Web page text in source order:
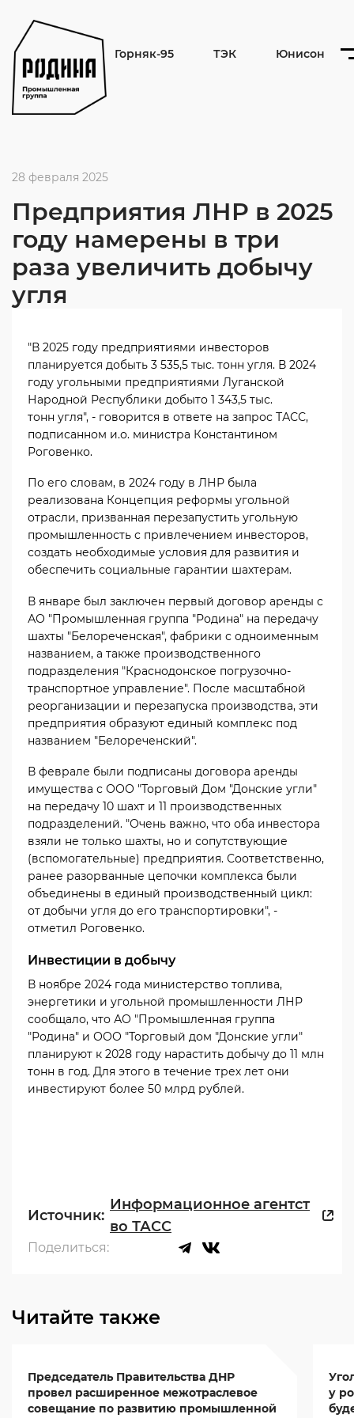
Горняк-95 ТЭК Юнисон
28 февраля 2025
Предприятия ЛНР в 2025
году намерены в три
раза увеличить добычу
угля
"В 2025 году предприятиями инвесторов
планируется добыть 3 535,5 тыс. тонн угля. В 2024
году угольными предприятиями Луганской
Народной Республики добыто 1 343,5 тыс.
тонн угля", - говорится в ответе на запрос ТАСС,
подписанном и.о. министра Константином
Роговенко.
По его словам, в 2024 году в ЛНР была
реализована Концепция реформы угольной
отрасли, призванная перезапустить угольную
промышленность с привлечением инвесторов,
создать необходимые условия для развития и
обеспечить социальные гарантии шахтерам.
В январе был заключен первый договор аренды с
АО "Промышленная группа "Родина" на передачу
шахты "Белореченская", фабрики с одноименным
названием, а также производственного
подразделения "Краснодонское погрузочно-
транспортное управление". После масштабной
реорганизации и перезапуска производства, эти
предприятия образуют единый комплекс под
названием "Белореченский".
В феврале были подписаны договора аренды
имущества с ООО "Торговый Дом "Донские угли"
на передачу 10 шахт и 11 производственных
подразделений. "Очень важно, что оба инвестора
взяли не только шахты, но и сопутствующие
(вспомогательные) предприятия. Соответственно,
ранее разорванные цепочки комплекса были
объединены в единый производственный цикл:
от добычи угля до его транспортировки", -
отметил Роговенко.
Инвестиции в добычу
В ноябре 2024 года министерство топлива,
энергетики и угольной промышленности ЛНР
сообщало, что АО "Промышленная группа
"Родина" и ООО "Торговый дом "Донские угли"
планируют к 2028 году нарастить добычу до 11 млн
тонн в год. Для этого в течение трех лет они
инвестируют более 50 млрд рублей.
Источник:
Информационное агентст
во ТАСС
Поделиться:
Читайте также
Председатель Правительства ДНР
провел расширенное межотраслевое
совещание по развитию промышленной
у